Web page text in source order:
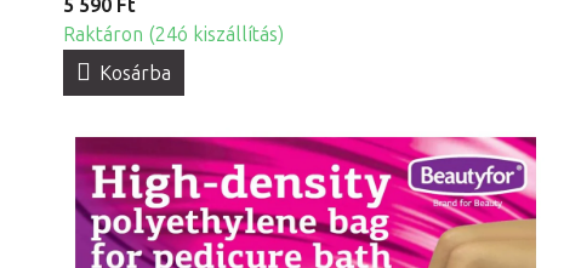
5 590 Ft
Raktáron (24ó kiszállítás)
Kosárba